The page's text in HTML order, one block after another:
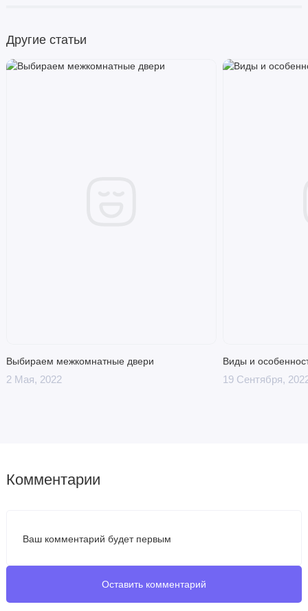
Другие статьи
Выбираем межкомнатные двери
2 Мая, 2022
Виды и
19 Сентября,
Комментарии
Ваш комментарий будет первым
Оставить комментарий